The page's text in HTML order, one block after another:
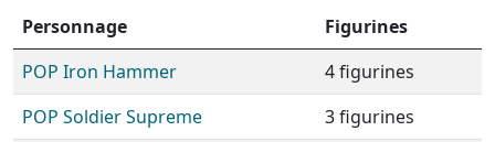
Personnage
Figurines
POP Iron Hammer
4 figurines
POP Soldier Supreme
3 figurines